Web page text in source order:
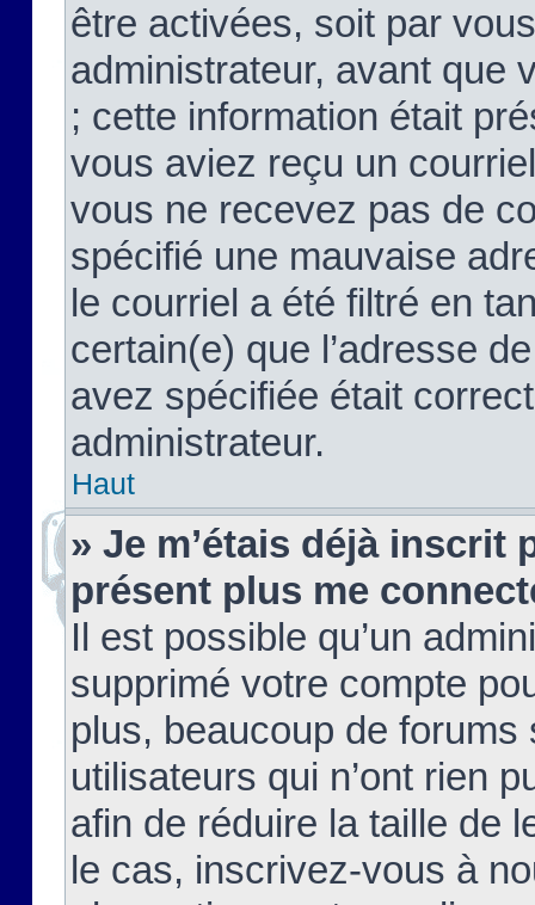
être activées, soit par
administrateur, avant que
; cette information était
vous aviez reçu un
vous ne recevez pas de
spécifié une mauvaise
le courriel a été filtré en
certain(e) que l’adresse
avez spécifiée était
administrateur.
Haut
» Je m’étais déjà inscrit
présent plus me
Il est possible qu’un
supprimé votre compte
plus, beaucoup de
utilisateurs qui n’ont rien
afin de réduire la taille de
le cas, inscrivez-vous à